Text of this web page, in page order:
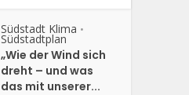
Südstadt Klima •
Südstadtplan
„Wie der Wind sich
dreht – und was
das mit unserer...